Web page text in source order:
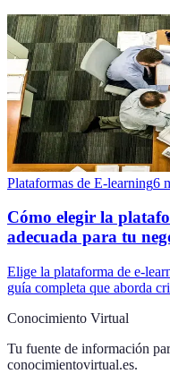
Plataformas de E-learning6
Cómo elegir la
adecuada para tu
Elige la plataforma de e-
guía completa que aborda
Conocimiento Virtual
Tu fuente de información
conocimientovirtual.es.